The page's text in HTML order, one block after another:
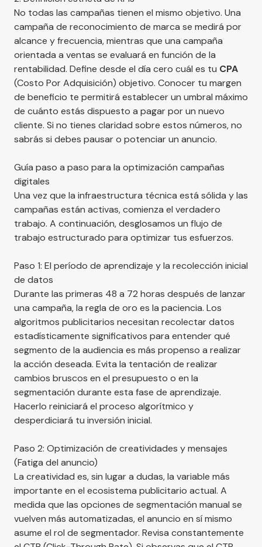
No todas las campañas tienen el mismo objetivo. Una
campaña de reconocimiento de marca se medirá por
alcance y frecuencia, mientras que una campaña
orientada a ventas se evaluará en función de la
rentabilidad. Define desde el día cero cuál es tu CPA
(Costo Por Adquisición) objetivo. Conocer tu margen
de beneficio te permitirá establecer un umbral máximo
de cuánto estás dispuesto a pagar por un nuevo
cliente. Si no tienes claridad sobre estos números, no
sabrás si debes pausar o potenciar un anuncio.
Guía paso a paso para la optimización campañas
digitales
Una vez que la infraestructura técnica está sólida y las
campañas están activas, comienza el verdadero
trabajo. A continuación, desglosamos un flujo de
trabajo estructurado para optimizar tus esfuerzos.
Paso 1: El período de aprendizaje y la recolección inicial
de datos
Durante las primeras 48 a 72 horas después de lanzar
una campaña, la regla de oro es la paciencia. Los
algoritmos publicitarios necesitan recolectar datos
estadísticamente significativos para entender qué
segmento de la audiencia es más propenso a realizar
la acción deseada. Evita la tentación de realizar
cambios bruscos en el presupuesto o en la
segmentación durante esta fase de aprendizaje.
Hacerlo reiniciará el proceso algorítmico y
desperdiciará tu inversión inicial.
Paso 2: Optimización de creatividades y mensajes
(Fatiga del anuncio)
La creatividad es, sin lugar a dudas, la variable más
importante en el ecosistema publicitario actual. A
medida que las opciones de segmentación manual se
vuelven más automatizadas, el anuncio en sí mismo
asume el rol de segmentador. Revisa constantemente